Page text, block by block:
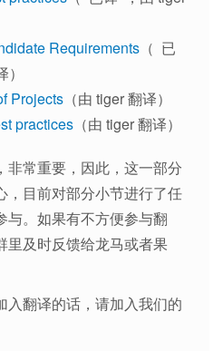
Requirements （ 已
Projects （由 tiger 翻译）
practices （由 tiger 翻译）
非常重要，因此，这一部分
，目前对部分小节进行了任
与。如果有不方便参与翻
里及时反馈给龙马或者果
入翻译的话，请加入我们的